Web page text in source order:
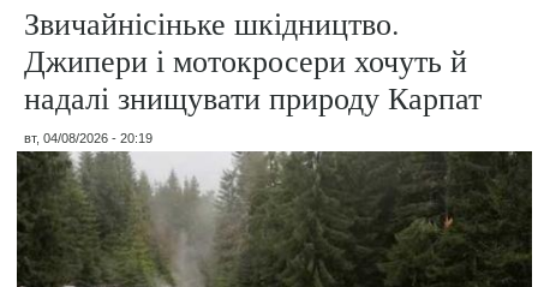
Звичайнісіньке шкідництво.
Джипери і мотокросери хочуть й
надалі знищувати природу Карпат
вт, 04/08/2026 - 20:19